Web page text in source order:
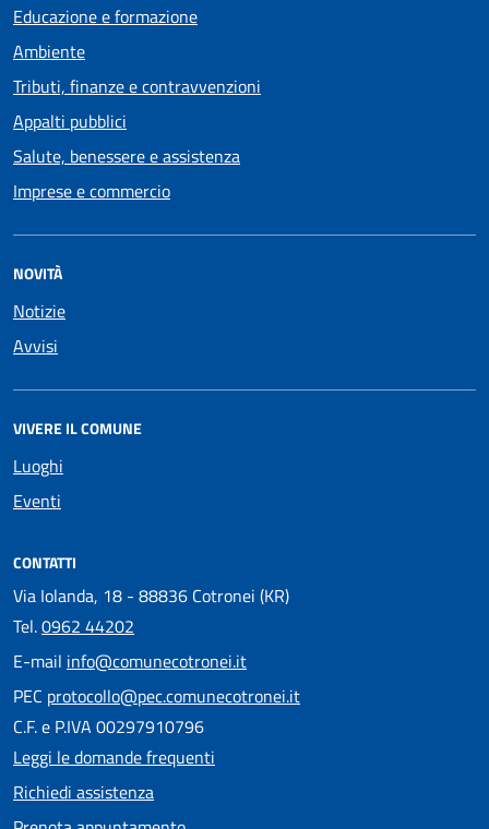
Educazione e formazione
Ambiente
Tributi, finanze e contravvenzioni
Appalti pubblici
Salute, benessere e assistenza
Imprese e commercio
NOVITÀ
Notizie
Avvisi
VIVERE IL COMUNE
Luoghi
Eventi
CONTATTI
Via Iolanda, 18 - 88836 Cotronei (KR)
Tel.0962 44202
E-mail info@comunecotronei.it
PEC protocollo@pec.comunecotronei.it
C.F. e P.IVA 00297910796
Leggi le domande frequenti
Richiedi assistenza